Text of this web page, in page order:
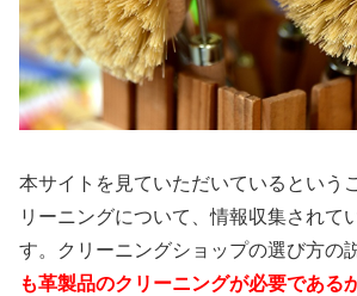
本サイトを見ていただいているという
リーニングについて、情報収集されて
す。クリーニングショップの選び方の
も革製品のクリーニングが必要である